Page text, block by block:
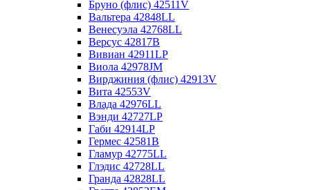
Бруно (флис) 42511V
Вальтера 42848LL
Венесуэла 42768LL
Версус 42817B
Вивиан 42911LP
Виола 42978JM
Вирджиния (флис) 42913V
Вита 42553V
Влада 42976LL
Вэнди 42727LP
Габи 42914LP
Гермес 42581B
Гламур 42775LL
Глэдис 42728LL
Гранда 42828LL